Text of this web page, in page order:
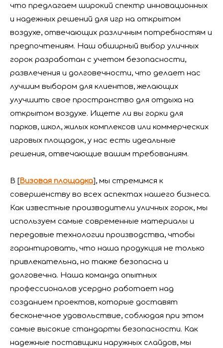
Пожелания Фестиваля лодок-драконов: здоровья, богатства и счастья
Поздравляем Васю Площадку с получением первой квалификации аккредитованной лаборатории QTL в индустрии развлечений
SGS, известный авторитет в области
что предлагаем широкий спектр инновационных
и надежных решений для игр на открытом
воздухе, отвечающих различным потребностям и
предпочтениям. Наш обширный выбор уличных
горок разработан с учетом безопасности,
развлечения и долговечности, что делает нас
лучшим выбором для клиентов, желающих
улучшить свое пространство для отдыха на
открытом воздухе. Ищете ли вы горки для
парков, школ, жилых комплексов или коммерческих
игровых площадок, у нас есть идеальные
решения, отвечающие вашим требованиям.
В [Визовая площадка], мы стремимся к
совершенству во всех аспектах нашего бизнеса.
Как известные производители уличных горок, мы
используем самые современные материалы и
передовые технологии производства, чтобы
гарантировать, что наша продукция не только
привлекательна, но также безопасна и
долговечна. Наша команда опытных
профессионалов усердно работает над
созданием проектов, которые доставят
бесконечное удовольствие, соблюдая при этом
самые высокие стандарты безопасности. Как
надежные поставщики наружных слайдов, мы